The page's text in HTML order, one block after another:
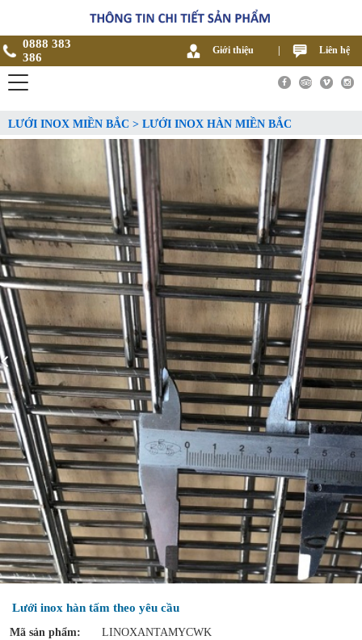
0888 383
386
Giới thiệu Liên hệ
LƯỚI INOX MIỀN BẮC > LƯỚI INOX HÀN MIỀN BẮC
Lưới inox hàn tấm theo yêu cầu
Mã sản phẩm:
LINOXANTAMYCWK